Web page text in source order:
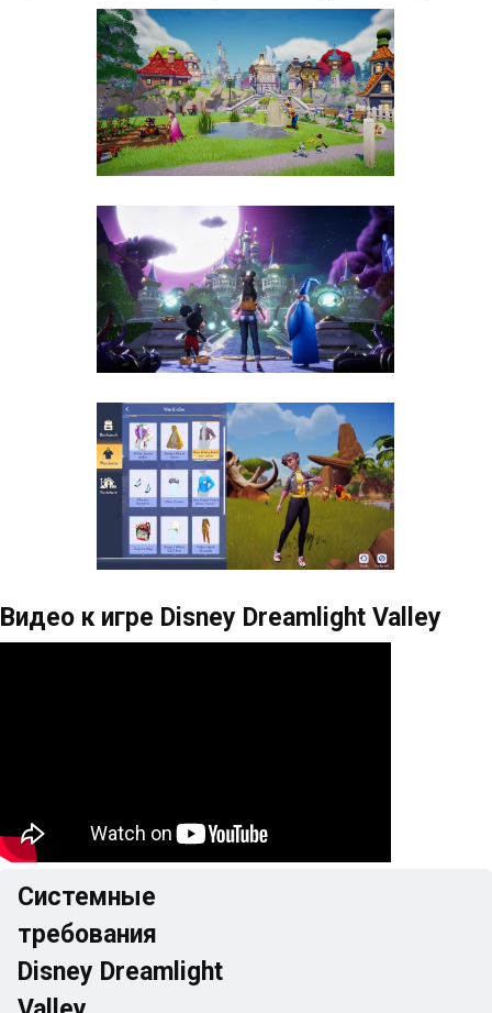
Видео к игре Disney Dreamlight Valley
Системные
требования
Disney Dreamlight